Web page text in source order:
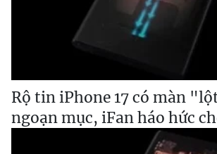
Rộ tin iPhone 17 có màn
ngoạn mục, iFan háo hức